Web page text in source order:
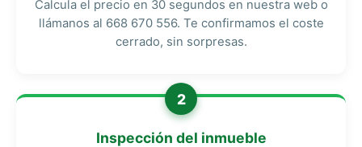
Calcula el precio en 30 segundos en nuestra web o
llámanos al 668 670 556. Te confirmamos el coste
cerrado, sin sorpresas.
2
Inspección del inmueble